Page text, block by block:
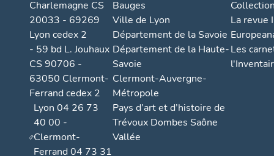
Charlemagne CS
20033 - 69269
Lyon cedex 2
- 59 bd L. Jouhaux
CS 90706 -
63050 Clermont-
Ferrand cedex 2
Lyon 04 26 73
40 00 -
Clermont-
Ferrand 04 73 31
Bauges
Ville de Lyon
Département de la Savoie
Département de la Haute-
Savoie
Clermont-Auvergne-
Métropole
Pays d’art et d’histoire de
Trévoux Dombes Saône
Vallée
La revue
Les